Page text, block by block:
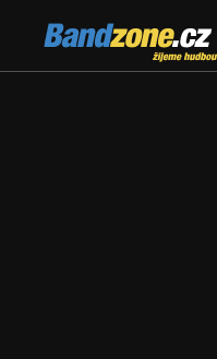
Bandzone.cz
žijeme hudbou